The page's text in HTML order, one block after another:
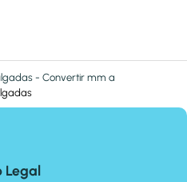
- Convertir mm a
Legal